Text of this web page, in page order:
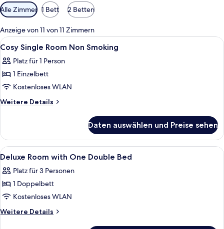
Verfügbare
Filter
für
Zimmer
Alle Zimmer 1 Bett 2 Betten
Anzeige von 11 von 11 Zimmern
Alle
Fotos
für
Cosy
Single
Room
anzeigen
Allergikerbettwaren, Betten mit
12
Cosy Single Room Non Smoking
Platz für 1 Person
1 Einzelbett
Kostenloses WLAN
Weitere Details
Weitere
Single
Room
Non
Daten auswählen und Preise sehen
Alle
Fotos
für
Deluxe
Room
with
Eine Hotelhalle mit einer Rezeption,
25
Deluxe Room with One Double Bed
Platz für 3 Personen
1 Doppelbett
Kostenloses WLAN
Weitere Details
Weitere